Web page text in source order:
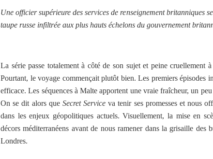
Une officier supérieure des services de renseignement britanniques
taupe russe infiltrée aux plus hauts échelons du gouvernement
La série passe totalement à côté de son sujet et peine cruellement
Pourtant, le voyage commençait plutôt bien. Les premiers épisodes
efficace. Les séquences à Malte apportent une vraie fraîcheur, un
On se dit alors que Secret Service va tenir ses promesses et nous
dans les enjeux géopolitiques actuels. Visuellement, la mise en
décors méditerranéens avant de nous ramener dans la grisaille des
Londres.